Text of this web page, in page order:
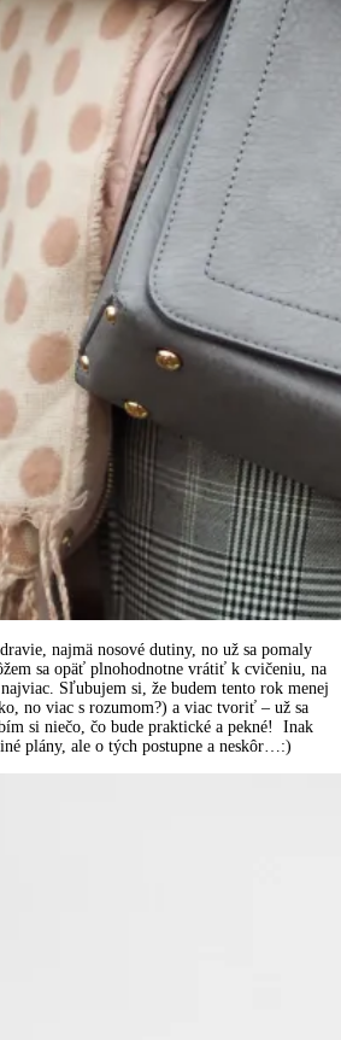
najmä nosové dutiny, no už sa pomaly
sa opäť plnohodnotne vrátiť k cvičeniu, na
Sľubujem si, že budem tento rok menej
no viac s rozumom?) a viac tvoriť – už sa
si niečo, čo bude praktické a pekné! Inak
plány, ale o tých postupne a neskôr…:)